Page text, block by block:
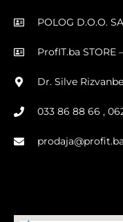
POLOG D.O.O.
ProfIT.ba STORE
Dr. Silve
033 86 88 66 ,
prodaja@profit.ba